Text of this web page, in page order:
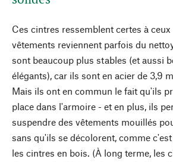
Ces cintres ressemblent certes à
vêtements reviennent parfois du
sont beaucoup plus stables (et aussi
élégants), car ils sont en acier de 3,9
Mais ils ont en commun le fait qu'ils
place dans l'armoire - et en plus, ils
suspendre des vêtements mouillés
sans qu'ils se décolorent, comme
les cintres en bois. (À long terme, les